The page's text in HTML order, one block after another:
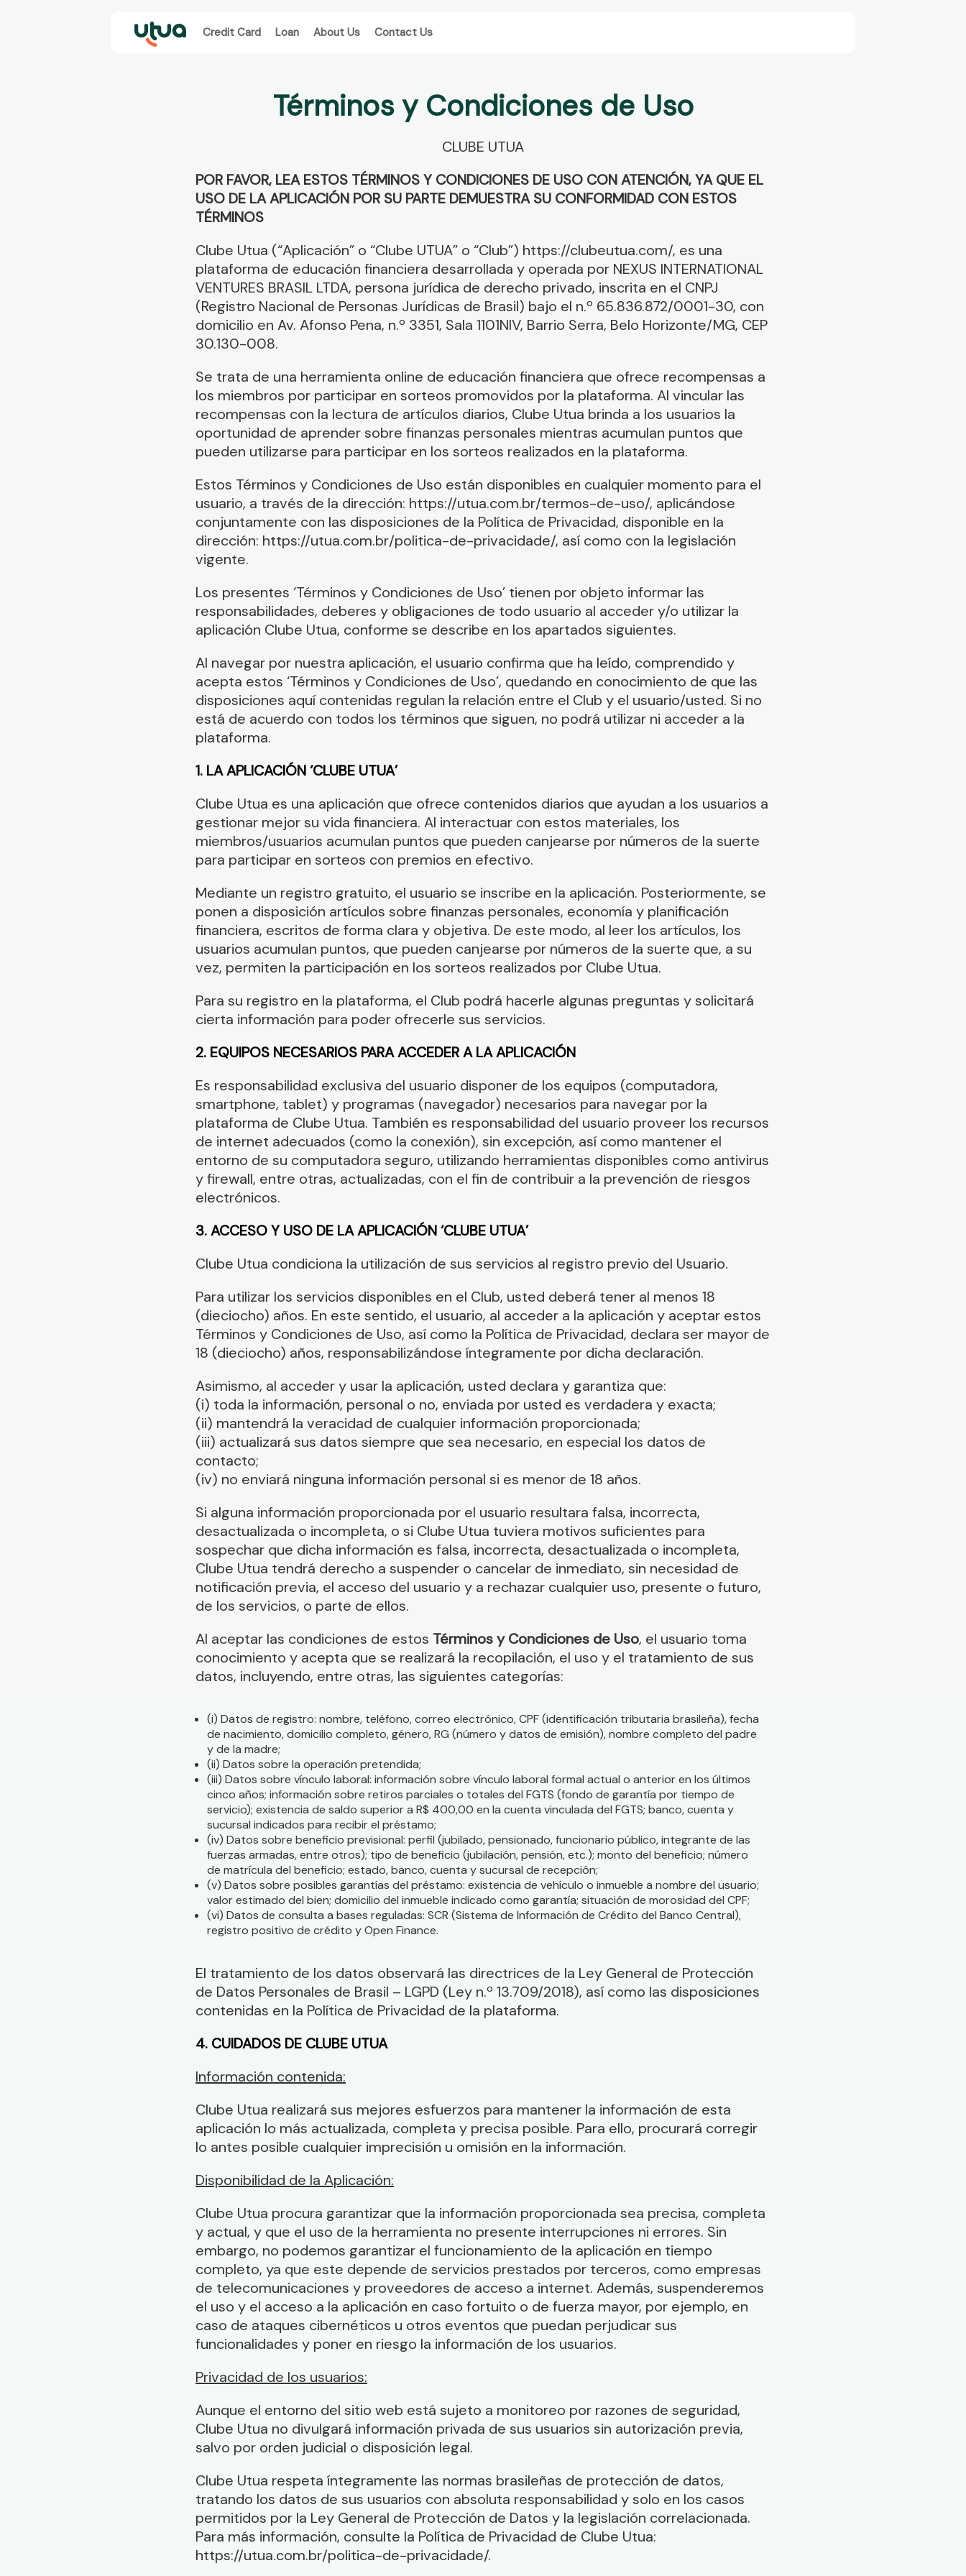
Credit Card Loan About Us Contact Us
Términos y Condiciones de Uso
CLUBE UTUA
POR FAVOR, LEA ESTOS TÉRMINOS Y CONDICIONES DE USO CON ATENCIÓN, YA QUE EL
USO DE LA APLICACIÓN POR SU PARTE DEMUESTRA SU CONFORMIDAD CON ESTOS
TÉRMINOS
Clube Utua (“Aplicación” o “Clube UTUA” o “Club”) https://clubeutua.com/, es una
plataforma de educación financiera desarrollada y operada por NEXUS INTERNATIONAL
VENTURES BRASIL LTDA, persona jurídica de derecho privado, inscrita en el CNPJ
(Registro Nacional de Personas Jurídicas de Brasil) bajo el n.º 65.836.872/0001-30, con
domicilio en Av. Afonso Pena, n.º 3351, Sala 1101NIV, Barrio Serra, Belo Horizonte/MG, CEP
30.130-008.
Se trata de una herramienta online de educación financiera que ofrece recompensas a
los miembros por participar en sorteos promovidos por la plataforma. Al vincular las
recompensas con la lectura de artículos diarios, Clube Utua brinda a los usuarios la
oportunidad de aprender sobre finanzas personales mientras acumulan puntos que
pueden utilizarse para participar en los sorteos realizados en la plataforma.
Estos Términos y Condiciones de Uso están disponibles en cualquier momento para el
usuario, a través de la dirección: https://utua.com.br/termos-de-uso/, aplicándose
conjuntamente con las disposiciones de la Política de Privacidad, disponible en la
dirección: https://utua.com.br/politica-de-privacidade/, así como con la legislación
vigente.
Los presentes ‘Términos y Condiciones de Uso’ tienen por objeto informar las
responsabilidades, deberes y obligaciones de todo usuario al acceder y/o utilizar la
aplicación Clube Utua, conforme se describe en los apartados siguientes.
Al navegar por nuestra aplicación, el usuario confirma que ha leído, comprendido y
acepta estos ‘Términos y Condiciones de Uso’, quedando en conocimiento de que las
disposiciones aquí contenidas regulan la relación entre el Club y el usuario/usted. Si no
está de acuerdo con todos los términos que siguen, no podrá utilizar ni acceder a la
plataforma.
1. LA APLICACIÓN ‘CLUBE UTUA’
Clube Utua es una aplicación que ofrece contenidos diarios que ayudan a los usuarios a
gestionar mejor su vida financiera. Al interactuar con estos materiales, los
miembros/usuarios acumulan puntos que pueden canjearse por números de la suerte
para participar en sorteos con premios en efectivo.
Mediante un registro gratuito, el usuario se inscribe en la aplicación. Posteriormente, se
ponen a disposición artículos sobre finanzas personales, economía y planificación
financiera, escritos de forma clara y objetiva. De este modo, al leer los artículos, los
usuarios acumulan puntos, que pueden canjearse por números de la suerte que, a su
vez, permiten la participación en los sorteos realizados por Clube Utua.
Para su registro en la plataforma, el Club podrá hacerle algunas preguntas y solicitará
cierta información para poder ofrecerle sus servicios.
2. EQUIPOS NECESARIOS PARA ACCEDER A LA APLICACIÓN
Es responsabilidad exclusiva del usuario disponer de los equipos (computadora,
smartphone, tablet) y programas (navegador) necesarios para navegar por la
plataforma de Clube Utua. También es responsabilidad del usuario proveer los recursos
de internet adecuados (como la conexión), sin excepción, así como mantener el
entorno de su computadora seguro, utilizando herramientas disponibles como antivirus
y firewall, entre otras, actualizadas, con el fin de contribuir a la prevención de riesgos
electrónicos.
3. ACCESO Y USO DE LA APLICACIÓN ‘CLUBE UTUA’
Clube Utua condiciona la utilización de sus servicios al registro previo del Usuario.
Para utilizar los servicios disponibles en el Club, usted deberá tener al menos 18
(dieciocho) años. En este sentido, el usuario, al acceder a la aplicación y aceptar estos
Términos y Condiciones de Uso, así como la Política de Privacidad, declara ser mayor de
18 (dieciocho) años, responsabilizándose íntegramente por dicha declaración.
Asimismo, al acceder y usar la aplicación, usted declara y garantiza que:
(i) toda la información, personal o no, enviada por usted es verdadera y exacta;
(ii) mantendrá la veracidad de cualquier información proporcionada;
(iii) actualizará sus datos siempre que sea necesario, en especial los datos de
contacto;
(iv) no enviará ninguna información personal si es menor de 18 años.
Si alguna información proporcionada por el usuario resultara falsa, incorrecta,
desactualizada o incompleta, o si Clube Utua tuviera motivos suficientes para
sospechar que dicha información es falsa, incorrecta, desactualizada o incompleta,
Clube Utua tendrá derecho a suspender o cancelar de inmediato, sin necesidad de
notificación previa, el acceso del usuario y a rechazar cualquier uso, presente o futuro,
de los servicios, o parte de ellos.
Al aceptar las condiciones de estos Términos y Condiciones de Uso, el usuario toma
conocimiento y acepta que se realizará la recopilación, el uso y el tratamiento de sus
datos, incluyendo, entre otras, las siguientes categorías:
(i) Datos de registro: nombre, teléfono, correo electrónico, CPF (identificación tributaria brasileña), fecha
de nacimiento, domicilio completo, género, RG (número y datos de emisión), nombre completo del padre
y de la madre;
(ii) Datos sobre la operación pretendida;
(iii) Datos sobre vínculo laboral: información sobre vínculo laboral formal actual o anterior en los últimos
cinco años; información sobre retiros parciales o totales del FGTS (fondo de garantía por tiempo de
servicio); existencia de saldo superior a R$ 400,00 en la cuenta vinculada del FGTS; banco, cuenta y
sucursal indicados para recibir el préstamo;
(iv) Datos sobre beneficio previsional: perfil (jubilado, pensionado, funcionario público, integrante de las
fuerzas armadas, entre otros); tipo de beneficio (jubilación, pensión, etc.); monto del beneficio; número
de matrícula del beneficio; estado, banco, cuenta y sucursal de recepción;
(v) Datos sobre posibles garantías del préstamo: existencia de vehículo o inmueble a nombre del usuario;
valor estimado del bien; domicilio del inmueble indicado como garantía; situación de morosidad del CPF;
(vi) Datos de consulta a bases reguladas: SCR (Sistema de Información de Crédito del Banco Central),
registro positivo de crédito y Open Finance.
El tratamiento de los datos observará las directrices de la Ley General de Protección
de Datos Personales de Brasil – LGPD (Ley n.º 13.709/2018), así como las disposiciones
contenidas en la Política de Privacidad de la plataforma.
4. CUIDADOS DE CLUBE UTUA
Información contenida:
Clube Utua realizará sus mejores esfuerzos para mantener la información de esta
aplicación lo más actualizada, completa y precisa posible. Para ello, procurará corregir
lo antes posible cualquier imprecisión u omisión en la información.
Disponibilidad de la Aplicación:
Clube Utua procura garantizar que la información proporcionada sea precisa, completa
y actual, y que el uso de la herramienta no presente interrupciones ni errores. Sin
embargo, no podemos garantizar el funcionamiento de la aplicación en tiempo
completo, ya que este depende de servicios prestados por terceros, como empresas
de telecomunicaciones y proveedores de acceso a internet. Además, suspenderemos
el uso y el acceso a la aplicación en caso fortuito o de fuerza mayor, por ejemplo, en
caso de ataques cibernéticos u otros eventos que puedan perjudicar sus
funcionalidades y poner en riesgo la información de los usuarios.
Privacidad de los usuarios:
Aunque el entorno del sitio web está sujeto a monitoreo por razones de seguridad,
Clube Utua no divulgará información privada de sus usuarios sin autorización previa,
salvo por orden judicial o disposición legal.
Clube Utua respeta íntegramente las normas brasileñas de protección de datos,
tratando los datos de sus usuarios con absoluta responsabilidad y solo en los casos
permitidos por la Ley General de Protección de Datos y la legislación correlacionada.
Para más información, consulte la Política de Privacidad de Clube Utua:
https://utua.com.br/politica-de-privacidade/.